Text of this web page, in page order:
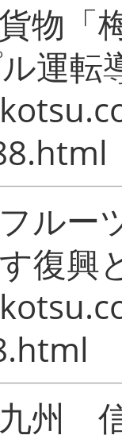
物「
運転
ルー
復興
州 信